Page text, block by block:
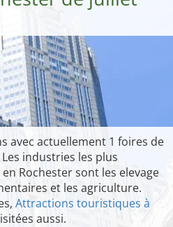
avec actuellement 1 foires de
industries les plus
Rochester sont les elevage
et les agriculture.
Attractions touristiques à
aussi.